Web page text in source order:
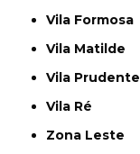
Vila Formosa
Vila Matilde
Vila Prudente
Vila Ré
Zona Leste